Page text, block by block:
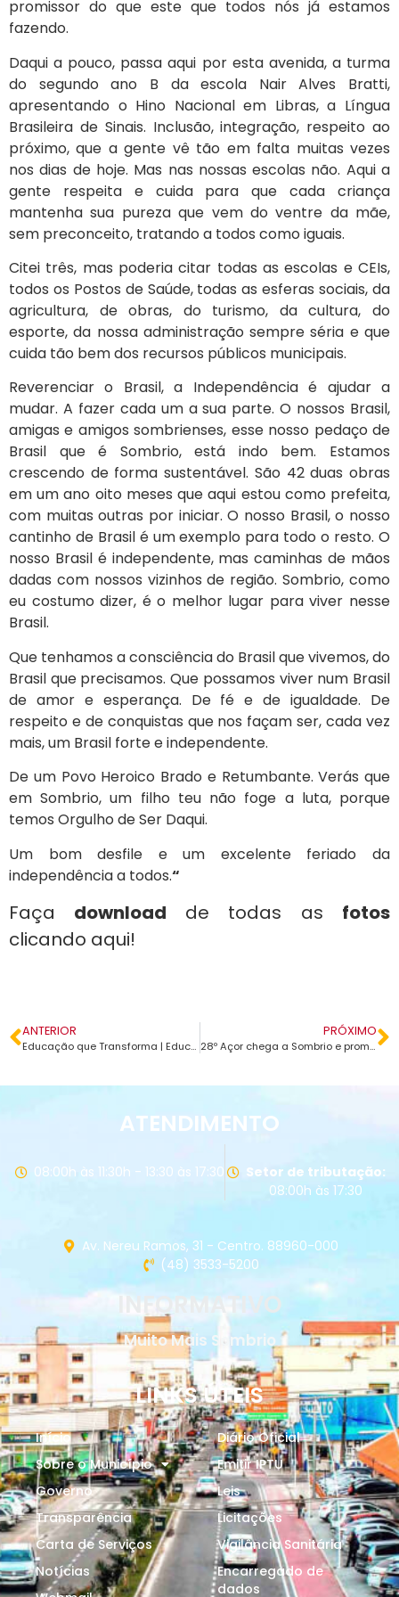
promissor do que este que todos nós já estamos
fazendo.
Daqui a pouco, passa aqui por esta avenida, a turma
do segundo ano B da escola Nair Alves Bratti,
apresentando o Hino Nacional em Libras, a Língua
Brasileira de Sinais. Inclusão, integração, respeito ao
próximo, que a gente vê tão em falta muitas vezes
nos dias de hoje. Mas nas nossas escolas não. Aqui a
gente respeita e cuida para que cada criança
mantenha sua pureza que vem do ventre da mãe,
sem preconceito, tratando a todos como iguais.
Citei três, mas poderia citar todas as escolas e CEIs,
todos os Postos de Saúde, todas as esferas sociais, da
agricultura, de obras, do turismo, da cultura, do
esporte, da nossa administração sempre séria e que
cuida tão bem dos recursos públicos municipais.
Reverenciar o Brasil, a Independência é ajudar a
mudar. A fazer cada um a sua parte. O nossos Brasil,
amigas e amigos sombrienses, esse nosso pedaço de
Brasil que é Sombrio, está indo bem. Estamos
crescendo de forma sustentável. São 42 duas obras
em um ano oito meses que aqui estou como prefeita,
com muitas outras por iniciar. O nosso Brasil, o nosso
cantinho de Brasil é um exemplo para todo o resto. O
nosso Brasil é independente, mas caminhas de mãos
dadas com nossos vizinhos de região. Sombrio, como
eu costumo dizer, é o melhor lugar para viver nesse
Brasil.
Que tenhamos a consciência do Brasil que vivemos, do
Brasil que precisamos. Que possamos viver num Brasil
de amor e esperança. De fé e de igualdade. De
respeito e de conquistas que nos façam ser, cada vez
mais, um Brasil forte e independente.
De um Povo Heroico Brado e Retumbante. Verás que
em Sombrio, um filho teu não foge a luta, porque
temos Orgulho de Ser Daqui.
Um bom desfile e um excelente feriado da
independência a todos.“
Faça download de todas as fotos
clicando aqui!
ANTERIOR
Educação que Transforma | Educação que cuida
PRÓXIMO
28º Açor chega a Sombrio e promete movimentar a cidade
ATENDIMENTO
08:00h às 11:30h - 13:30 às 17:30
Setor de tributação:
08:00h às 17:30
Av. Nereu Ramos, 31 - Centro. 88960-000
(48) 3533-5200
INFORMATIVO
Muito Mais Sombrio
LINKS ÚTEIS
Início
Sobre o Município
Governo
Transparência
Carta de Serviços
Notícias
Diário Oficial
Emitir IPTU
Leis
Licitações
Vigilância Sanitária
Encarregado de
dados